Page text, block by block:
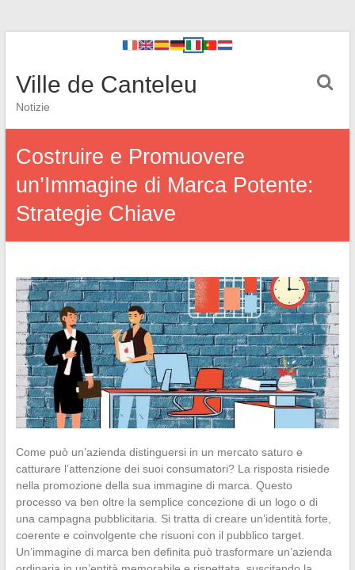
Ville de Canteleu
Notizie
Costruire e Promuovere
un’Immagine di Marca Potente:
Strategie Chiave
Come può un’azienda distinguersi in un mercato saturo e
catturare l’attenzione dei suoi consumatori? La risposta risiede
nella promozione della sua immagine di marca. Questo
processo va ben oltre la semplice concezione di un logo o di
una campagna pubblicitaria. Si tratta di creare un’identità forte,
coerente e coinvolgente che risuoni con il pubblico target.
Un’immagine di marca ben definita può trasformare un’azienda